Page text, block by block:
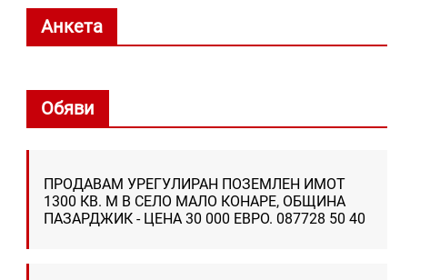
Анкета
Обяви
ПРОДАВАМ УРЕГУЛИРАН ПОЗЕМЛЕН ИМОТ
1300 КВ. М В СЕЛО МАЛО КОНАРЕ, ОБЩИНА
ПАЗАРДЖИК - ЦЕНА 30 000 ЕВРО. 087728 50 40